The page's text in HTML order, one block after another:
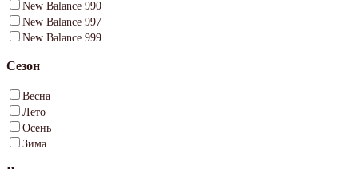
New Balance 990
New Balance 997
New Balance 999
Сезон
Весна
Лето
Осень
Зима